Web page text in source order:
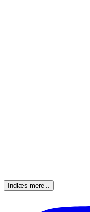
Indlæs mere...